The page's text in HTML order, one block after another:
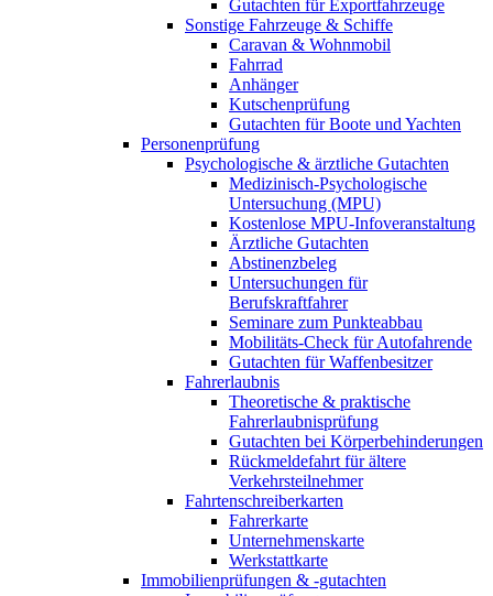
Gutachten für Exportfahrzeuge
Sonstige Fahrzeuge & Schiffe
Caravan & Wohnmobil
Fahrrad
Anhänger
Kutschenprüfung
Gutachten für Boote und Yachten
Personenprüfung
Psychologische & ärztliche Gutachten
Medizinisch-Psychologische
Untersuchung (MPU)
Kostenlose MPU-Infoveranstaltung
Ärztliche Gutachten
Abstinenzbeleg
Untersuchungen für
Berufskraftfahrer
Seminare zum Punkteabbau
Mobilitäts-Check für Autofahrende
Gutachten für Waffenbesitzer
Fahrerlaubnis
Theoretische & praktische
Fahrerlaubnisprüfung
Gutachten bei Körperbehinderungen
Rückmeldefahrt für ältere
Verkehrsteilnehmer
Fahrtenschreiberkarten
Fahrerkarte
Unternehmenskarte
Werkstattkarte
Immobilienprüfungen & -gutachten